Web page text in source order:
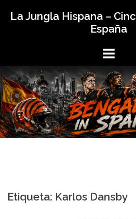
La Jungla Hispana –
España
Etiqueta: Karlos Dansby